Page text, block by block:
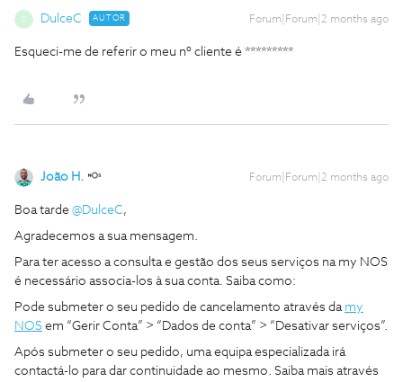
DulceC AUTOR Forum|Forum|2 months ago
Esqueci-me de referir o meu nº cliente é *********
João H. Forum|Forum|2 months ago
Boa tarde ​ @DulceC,
Agradecemos a sua mensagem.
Para ter acesso a consulta e gestão dos seus serviços na my NOS
é necessário associa-los à sua conta. Saiba como:
Pode submeter o seu pedido de cancelamento através da my
NOS em “Gerir Conta” > “Dados de conta” > “Desativar serviços”.
Após submeter o seu pedido, uma equipa especializada irá
contactá-lo para dar continuidade ao mesmo. Saiba mais através